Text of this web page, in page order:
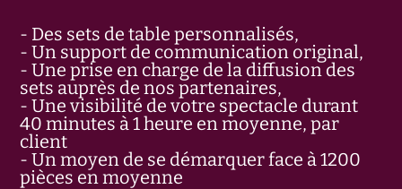
- Des sets de table personnalisés,
- Un support de communication original,
- Une prise en charge de la diffusion des
sets auprès de nos partenaires,
- Une visibilité de votre spectacle durant
40 minutes à 1 heure en moyenne, par
client
- Un moyen de se démarquer face à 1200
pièces en moyenne